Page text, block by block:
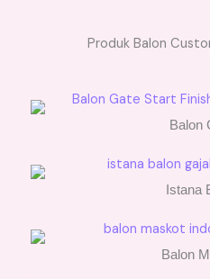
Produk Balon
Balon
Istana
Balon